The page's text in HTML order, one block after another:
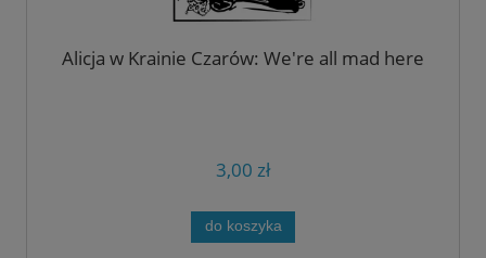
Alicja w Krainie Czarów: We're all mad here
3,00 zł
do koszyka